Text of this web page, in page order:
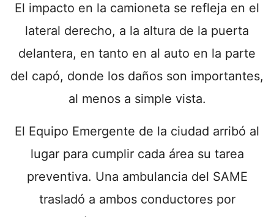
El impacto en la camioneta se refleja en el
lateral derecho, a la altura de la puerta
delantera, en tanto en al auto en la parte
del capó, donde los daños son importantes,
al menos a simple vista.
El Equipo Emergente de la ciudad arribó al
lugar para cumplir cada área su tarea
preventiva. Una ambulancia del SAME
trasladó a ambos conductores por